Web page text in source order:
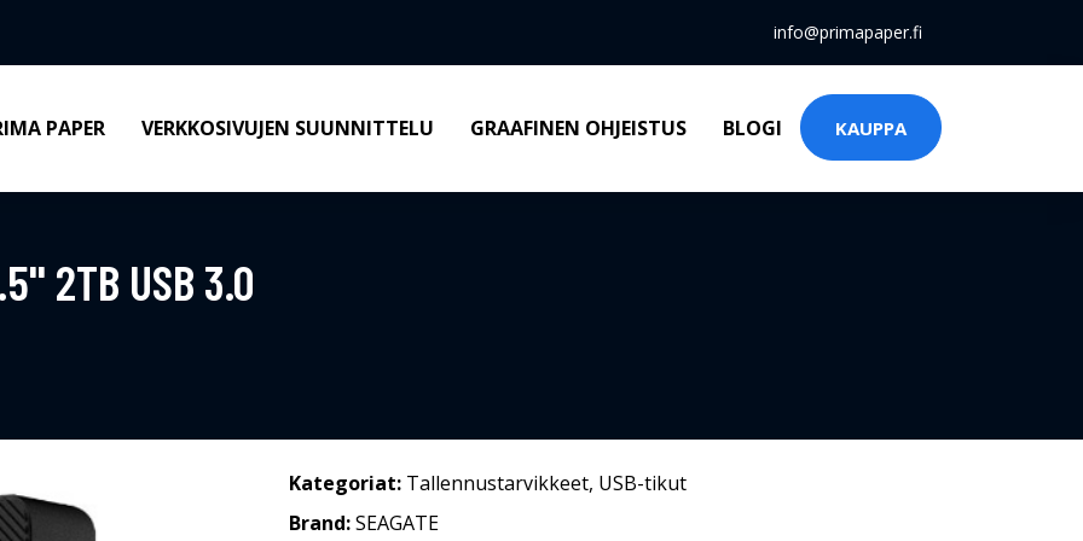
info@primapaper.fi
PAPER VERKKOSIVUJEN SUUNNITTELU GRAAFINEN OHJEISTUS BLOGI KAUPPA
2TB USB 3.0
Kategoriat: Tallennustarvikkeet, USB-tikut
Brand:SEAGATE